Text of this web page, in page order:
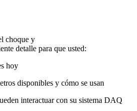
choque y
detalle para que usted:
hoy
disponibles y cómo se usan
interactuar con su sistema DAQ